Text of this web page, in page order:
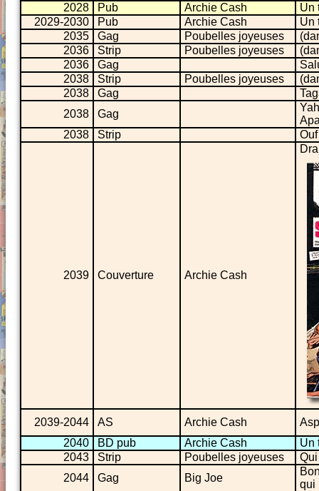
2028
Pub Archie Cash
Un
2029-2030
Pub Archie Cash
Un
2035
Gag Poubelles joyeuses
2036
Strip Poubelles joyeuses
2036
Gag
2038
Strip Poubelles joyeuses
2038
Gag
2038
Gag
2038
Strip
2039 Couverture Archie Cash
2039-2044 AS Archie Cash
2040
BD pub Archie Cash
Un
2043
Strip Poubelles joyeuses
2044
Gag Big Joe
qui